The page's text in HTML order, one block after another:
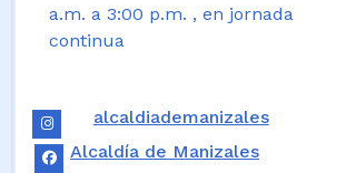
a.m. a 3:00 p.m. , en jornada
continua
alcaldiademanizales
Alcaldía de Manizales